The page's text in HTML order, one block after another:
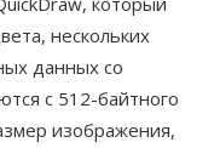
нескольких
данных со
с 512-байтного
изображения,